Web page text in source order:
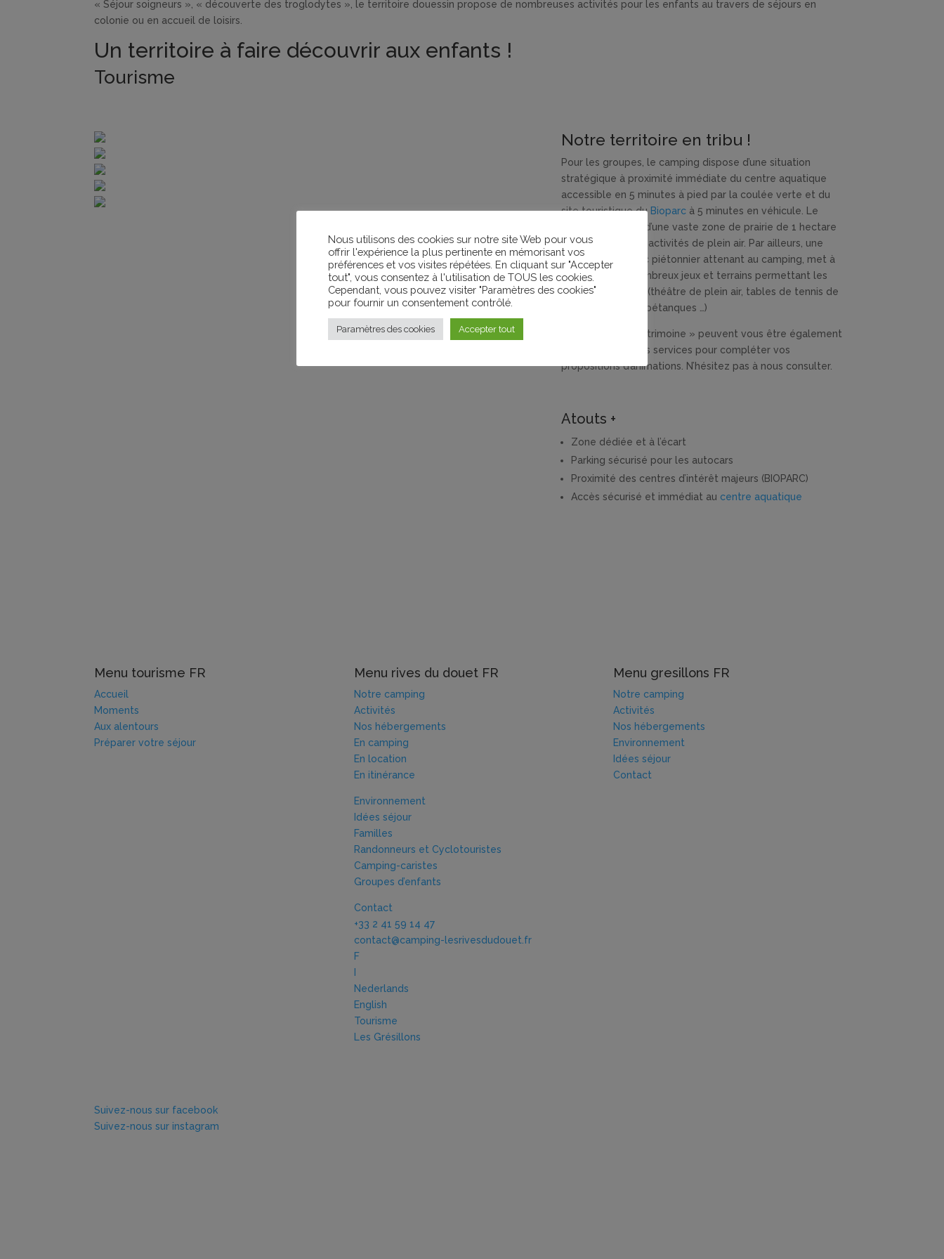
« Séjour soigneurs », « découverte des troglodytes », le territoire douessin propose de nombreuses activités pour les enfants au travers de séjours en
colonie ou en accueil de loisirs.
Un territoire à faire découvrir aux enfants !
Tourisme
Notre territoire en tribu !
Pour les groupes, le camping dispose d’une situation
stratégique à proximité immédiate du centre aquatique
accessible en 5 minutes à pied par la coulée verte et du
site touristique du Bioparcà 5 minutes en véhicule. Le
camping dispose d’une vaste zone de prairie de 1 hectare
utilisable pour les activités de plein air. Par ailleurs, une
coulée verte, parc piétonnier attenant au camping, met à
disposition de nombreux jeux et terrains permettant les
activités ludiques (théâtre de plein air, tables de tennis de
table, terrains de pétanques …)
Des activités « patrimoine » peuvent vous être également
proposées par nos services pour compléter vos
propositions d’animations. N’hésitez pas à nous consulter.
Atouts +
Zone dédiée et à l’écart
Parking sécurisé pour les autocars
Proximité des centres d’intérêt majeurs (BIOPARC)
Accès sécurisé et immédiat au centre aquatique
Menu tourisme FR
Accueil
Moments
Aux alentours
Préparer votre séjour
Menu rives du douet FR
Notre camping
Activités
Nos hébergements
En camping
En location
En itinérance
Environnement
Idées séjour
Familles
Randonneurs et Cyclotouristes
Camping-caristes
Groupes d’enfants
Contact
+33 2 41 59 14 47
contact@camping-lesrivesdudouet.fr
F
Nederlands
English
Tourisme
Les Grésillons
Menu gresillons FR
Notre camping
Activités
Nos hébergements
Environnement
Idées séjour
Contact
Suivez-nous sur facebook
Suivez-nous sur instagram
Nous utilisons des cookies sur notre site Web pour vous
offrir l'expérience la plus pertinente en mémorisant vos
préférences et vos visites répétées. En cliquant sur "Accepter
tout", vous consentez à l'utilisation de TOUS les cookies.
Cependant, vous pouvez visiter "Paramètres des cookies"
pour fournir un consentement contrôlé.
Paramètres des cookies Accepter tout